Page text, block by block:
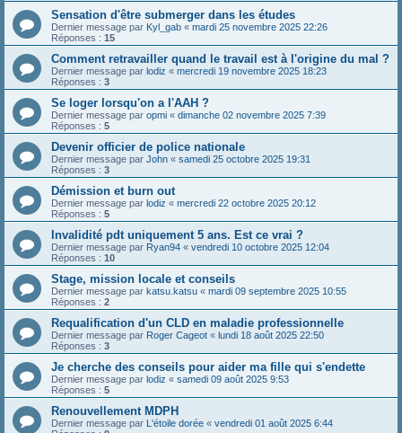
Sensation d'être submerger dans les études
Dernier message par Kyl_gab « mardi 25 novembre 2025 22:26
Réponses : 15
Comment retravailler quand le travail est à l'origine du mal ?
Dernier message par lodiz « mercredi 19 novembre 2025 18:23
Réponses : 3
Se loger lorsqu'on a l'AAH ?
Dernier message par opmi « dimanche 02 novembre 2025 7:39
Réponses : 5
Devenir officier de police nationale
Dernier message par John « samedi 25 octobre 2025 19:31
Réponses : 3
Démission et burn out
Dernier message par lodiz « mercredi 22 octobre 2025 20:12
Réponses : 5
Invalidité pdt uniquement 5 ans. Est ce vrai ?
Dernier message par Ryan94 « vendredi 10 octobre 2025 12:04
Réponses : 10
Stage, mission locale et conseils
Dernier message par katsu.katsu « mardi 09 septembre 2025 10:55
Réponses : 2
Requalification d'un CLD en maladie professionnelle
Dernier message par Roger Cageot « lundi 18 août 2025 22:50
Réponses : 3
Je cherche des conseils pour aider ma fille qui s'endette
Dernier message par lodiz « samedi 09 août 2025 9:53
Réponses : 5
Renouvellement MDPH
Dernier message par L'étoile dorée « vendredi 01 août 2025 6:44